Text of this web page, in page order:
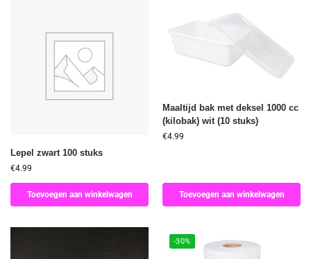
Lepel zwart 100 stuks
€4.99
Toevoegen aan winkelwagen
Maaltijd bak met deksel 1000 cc
(kilobak) wit (10 stuks)
€4.99
Toevoegen aan winkelwagen
-30%